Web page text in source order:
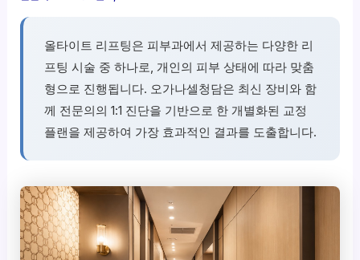
올타이트 리프팅은 피부과에서 제공하는 다양한 리
프팅 시술 중 하나로, 개인의 피부 상태에 따라 맞춤
형으로 진행됩니다. 오가나셀청담은 최신 장비와 함
께 전문의의 1:1 진단을 기반으로 한 개별화된 교정
플랜을 제공하여 가장 효과적인 결과를 도출합니다.